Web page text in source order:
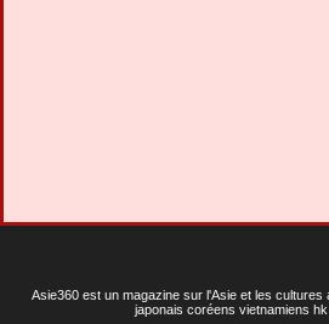
Asie360 est un magazine sur l'Asie et les cultures
japonais coréens vietnamiens